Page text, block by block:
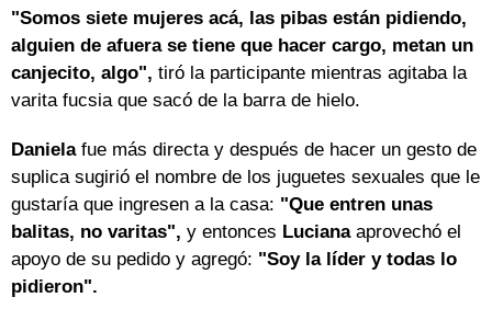
"Somos siete mujeres acá, las pibas están pidiendo,
alguien de afuera se tiene que hacer cargo, metan un
canjecito, algo", tiró la participante mientras agitaba la
varita fucsia que sacó de la barra de hielo.
Danielafue más directa y después de hacer un gesto de
suplica sugirió el nombre de los juguetes sexuales que le
gustaría que ingresen a la casa: "Que entren unas
balitas, no varitas", y entonces Lucianaaprovechó el
apoyo de su pedido y agregó: "Soy la líder y todas lo
pidieron".